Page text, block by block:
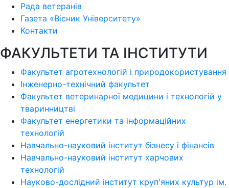
Рада ветеранів
Газета «Вісник Університету»
Контакти
ФАКУЛЬТЕТИ ТА ІНСТИТУТИ
Факультет агротехнологій і природокористування
Інженерно-технічний факультет
Факультет ветеринарної медицини і технологій у
тваринництві
Факультет енергетики та інформаційних
технологій
Навчально-науковий інститут бізнесу і фінансів
Навчально-науковий інститут харчових
технологій
Науково-дослідний інститут круп'яних культур ім.